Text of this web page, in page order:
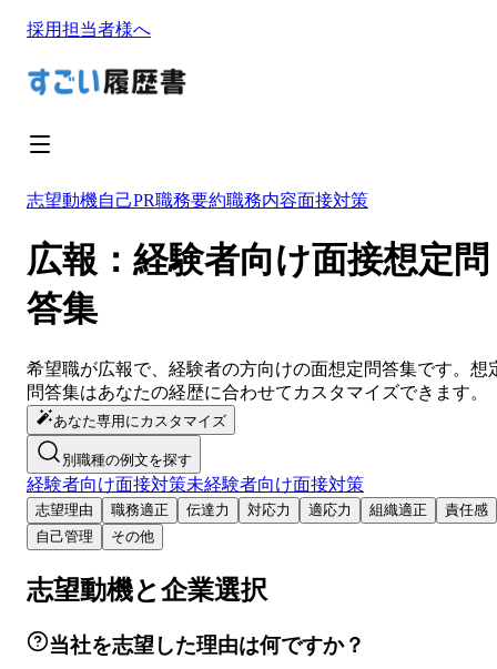
採用担当者様へ
志望動機自己PR職務要約職務内容面接対策
広報：経験者向け面接想定問
答集
希望職が広報で、経験者の方向けの面想定問答集です。想
問答集はあなたの経歴に合わせてカスタマイズできます。
あなた専用にカスタマイズ
別職種の例文を探す
経験者向け面接対策未経験者向け面接対策
志望理由 職務適正 伝達力 対応力 適応力 組織適正
責任感
自己管理
その他
志望動機と企業選択
当社を志望した理由は何ですか？